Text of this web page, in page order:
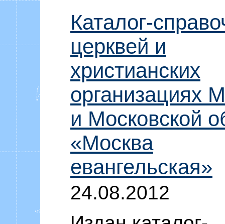
Каталог-
церквей и
христианских
организациях
и Московской
«Москва
евангельская»
24.08.2012